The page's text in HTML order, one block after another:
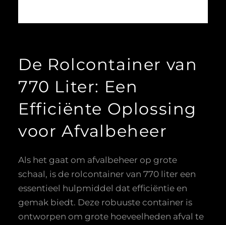
De Rolcontainer van
770 Liter: Een
Efficiënte Oplossing
voor Afvalbeheer
Als het gaat om afvalbeheer op grote
schaal, is de rolcontainer van 770 liter een
essentieel hulpmiddel dat efficiëntie en
gemak biedt. Deze robuuste container is
ontworpen om grote hoeveelheden afval te